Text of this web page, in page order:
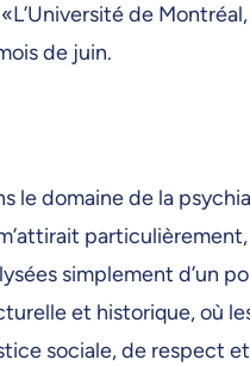
de
de juin.
le domaine de la
simplement d’un
et historique, où
sociale, de respect